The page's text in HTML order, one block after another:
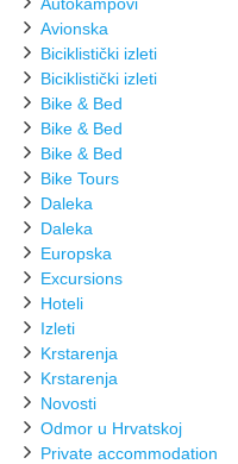
Avionska
Biciklistički izleti
Biciklistički izleti
Bike & Bed
Bike & Bed
Bike & Bed
Bike Tours
Daleka
Daleka
Europska
Excursions
Hoteli
Izleti
Krstarenja
Krstarenja
Novosti
Odmor u Hrvatskoj
Private accommodation